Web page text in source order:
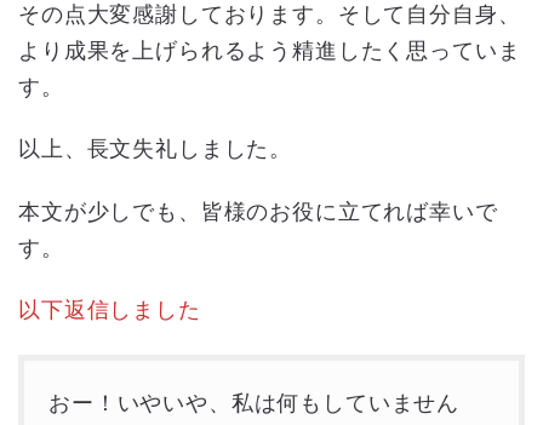
その点大変感謝しております。そして自分自身、
より成果を上げられるよう精進したく思っていま
す。
以上、長文失礼しました。
本文が少しでも、皆様のお役に立てれば幸いで
す。
以下返信しました
おー！いやいや、私は何もしていません